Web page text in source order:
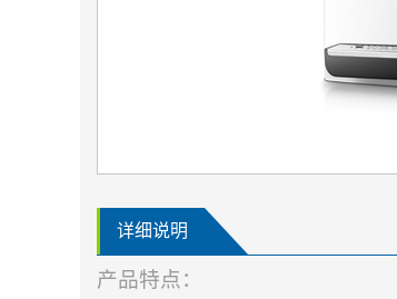
详细说明
产品特点：